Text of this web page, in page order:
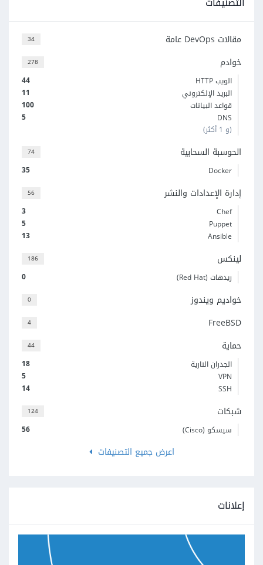
34 مقالات DevOps عامة
278 خوادم
44
الويب HTTP
11
البريد الإلكتروني
100
قواعد البيانات
5
DNS
(و 1 أكثر)
74 الحوسبة السحابية
35 Docker
56 إدارة الإعدادات والنشر
3
Chef
5
Puppet
13
Ansible
186 لينكس
0 ريدهات (Red Hat)
0 خواديم ويندوز
4 FreeBSD
44 حماية
18
الجدران النارية
5
VPN
14
SSH
124 شبكات
56 سيسكو (Cisco)
اعرض جميع التصنيفات
إعلانات